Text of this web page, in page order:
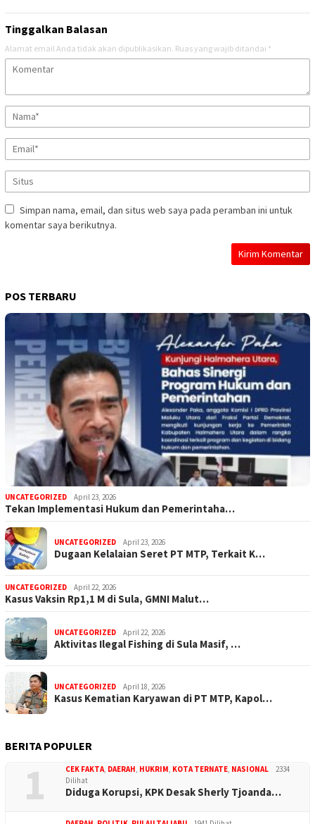
Tinggalkan Balasan
Alamat email Anda tidak akan dipublikasikan. Ruas yang wajib ditandai *
Simpan nama, email, dan situs web saya pada peramban ini untuk
komentar saya berikutnya.
POS TERBARU
UNCATEGORIZED April 23, 2026
Tekan Implementasi Hukum dan Pemerintaha…
UNCATEGORIZED April 23, 2026
Dugaan Kelalaian Seret PT MTP, Terkait K…
UNCATEGORIZED April 22, 2026
Kasus Vaksin Rp1,1 M di Sula, GMNI Malut…
UNCATEGORIZED April 22, 2026
Aktivitas Ilegal Fishing di Sula Masif, …
UNCATEGORIZED April 18, 2026
Kasus Kematian Karyawan di PT MTP, Kapol…
BERITA POPULER
1 CEK FAKTA, DAERAH, HUKRIM, KOTA TERNATE, NASIONAL
2334
Dilihat
Diduga Korupsi, KPK Desak Sherly Tjoanda…